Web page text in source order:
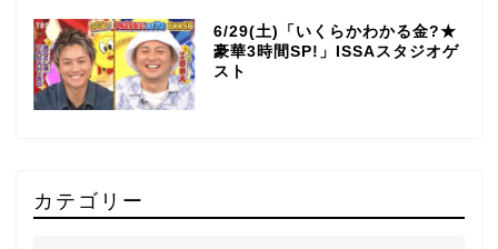
6/29(土)「いくらかわかる金?★
豪華3時間SP!」ISSAスタジオゲ
スト
カテゴリー